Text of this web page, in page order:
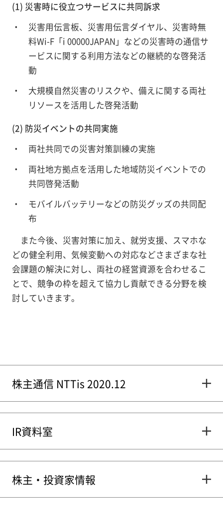
(1) 災害時に役立つサービスに共同訴求
災害用伝言板、災害用伝言ダイヤル、災害時無
料Wi-F「i 00000JAPAN」などの災害時の通信サ
ービスに関する利用方法などの継続的な啓発活
動
大規模自然災害のリスクや、備えに関する両社
リソースを活用した啓発活動
(2) 防災イベントの共同実施
両社共同での災害対策訓練の実施
両社地方拠点を活用した地域防災イベントでの
共同啓発活動
モバイルバッテリーなどの防災グッズの共同配
布
また今後、災害対策に加え、就労支援、スマホな
どの健全利用、気候変動への対応などさまざまな社
会課題の解決に対し、両社の経営資源を合わせるこ
とで、競争の枠を超えて協力し貢献できる分野を検
討していきます。
株主通信 NTTis 2020.12
IR資料室
株主・投資家情報